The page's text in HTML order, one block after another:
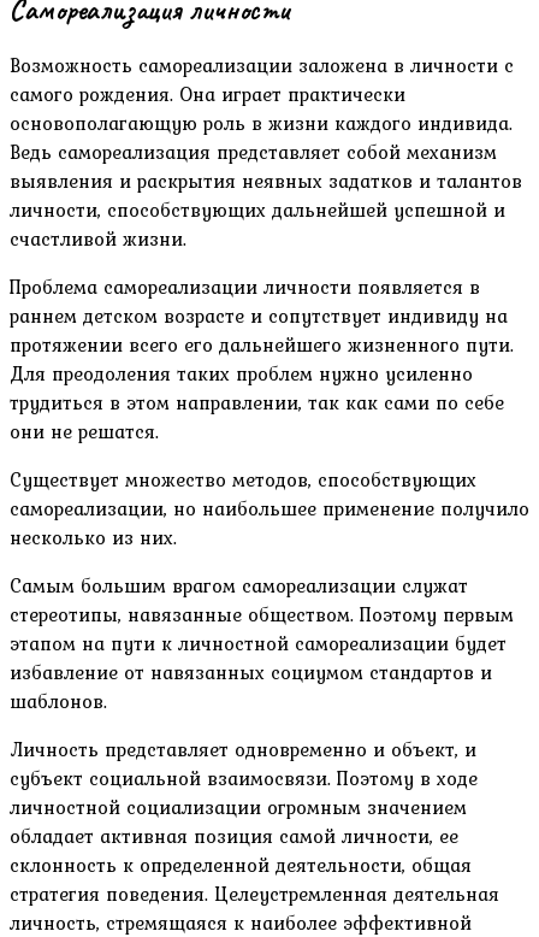
Самореализация личности
Возможность самореализации заложена в личности с
самого рождения. Она играет практически
основополагающую роль в жизни каждого индивида.
Ведь самореализация представляет собой механизм
выявления и раскрытия неявных задатков и талантов
личности, способствующих дальнейшей успешной и
счастливой жизни.
Проблема самореализации личности появляется в
раннем детском возрасте и сопутствует индивиду на
протяжении всего его дальнейшего жизненного пути.
Для преодоления таких проблем нужно усиленно
трудиться в этом направлении, так как сами по себе
они не решатся.
Существует множество методов, способствующих
самореализации, но наибольшее применение получило
несколько из них.
Самым большим врагом самореализации служат
стереотипы, навязанные обществом. Поэтому первым
этапом на пути к личностной самореализации будет
избавление от навязанных социумом стандартов и
шаблонов.
Личность представляет одновременно и объект, и
субъект социальной взаимосвязи. Поэтому в ходе
личностной социализации огромным значением
обладает активная позиция самой личности, ее
склонность к определенной деятельности, общая
стратегия поведения. Целеустремленная деятельная
личность, стремящаяся к наиболее эффективной